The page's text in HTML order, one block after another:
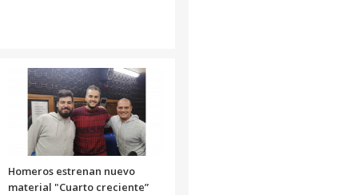
Homeros estrenan nuevo
material "Cuarto creciente”